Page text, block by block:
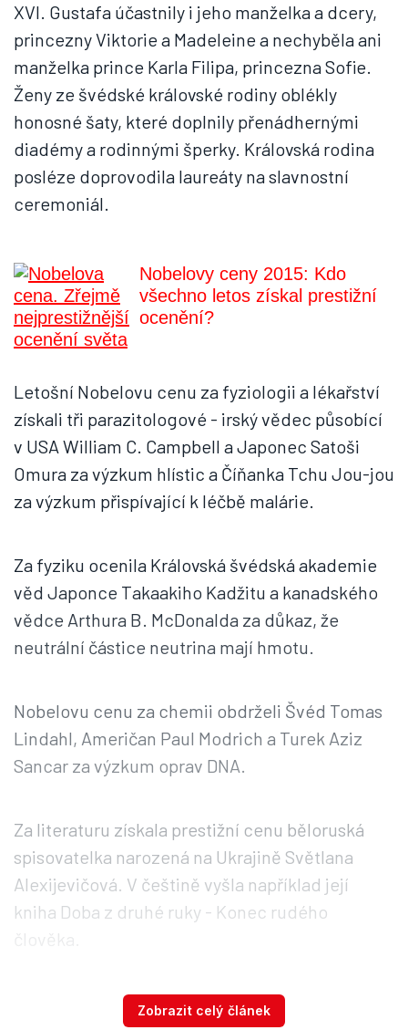
XVI. Gustafa účastnily i jeho manželka a dcery,
princezny Viktorie a Madeleine a nechyběla ani
manželka prince Karla Filipa, princezna Sofie.
Ženy ze švédské královské rodiny oblékly
honosné šaty, které doplnily přenádhernými
diadémy a rodinnými šperky. Královská rodina
posléze doprovodila laureáty na slavnostní
ceremoniál.
Nobelovy ceny 2015: Kdo
všechno letos získal prestižní
ocenění?
Letošní Nobelovu cenu za fyziologii a lékařství
získali tři parazitologové - irský vědec působící
v USA William C. Campbell a Japonec Satoši
Omura za výzkum hlístic a Číňanka Tchu Jou-jou
za výzkum přispívající k léčbě malárie.
Za fyziku ocenila Královská švédská akademie
věd Japonce Takaakiho Kadžitu a kanadského
vědce Arthura B. McDonalda za důkaz, že
neutrální částice neutrina mají hmotu.
Nobelovu cenu za chemii obdrželi Švéd Tomas
Lindahl, Američan Paul Modrich a Turek Aziz
Sancar za výzkum oprav DNA.
Za literaturu získala prestižní cenu běloruská
spisovatelka narozená na Ukrajině Světlana
Alexijevičová. V češtině vyšla například její
kniha Doba z druhé ruky - Konec rudého
člověka.
Za oblast ekonomie dostal Nobelovu cenu
Zobrazit celý článek